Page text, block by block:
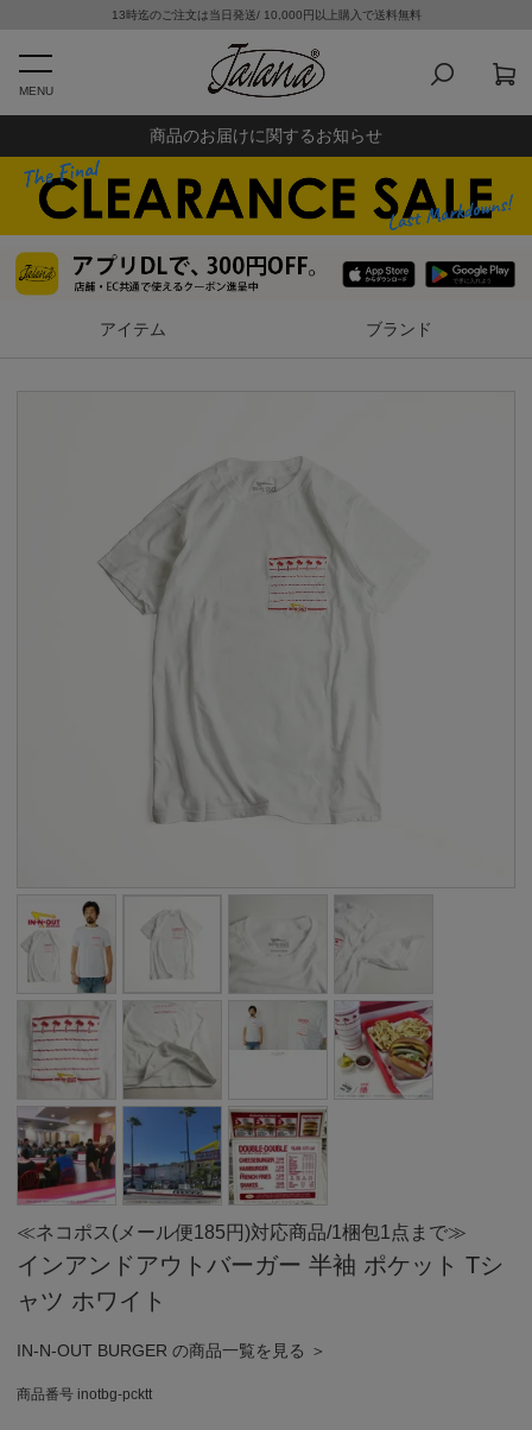
13時迄のご注文は当日発送/ 10,000円以上購入で送料無料
MENU
商品のお届けに関するお知らせ
アイテム ブランド
≪ネコポス(メール便185円)対応商品/1梱包1点まで≫
インアンドアウトバーガー 半袖 ポケット Tシ
ャツ ホワイト
IN-N-OUT BURGER の商品一覧を見る ＞
商品番号 inotbg-pcktt